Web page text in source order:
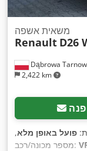
Dąbrowa
2,422 km
משאית אשפה
Renault D26
פנה
פועל באופן מלא,
מספר מכונה/רכב: